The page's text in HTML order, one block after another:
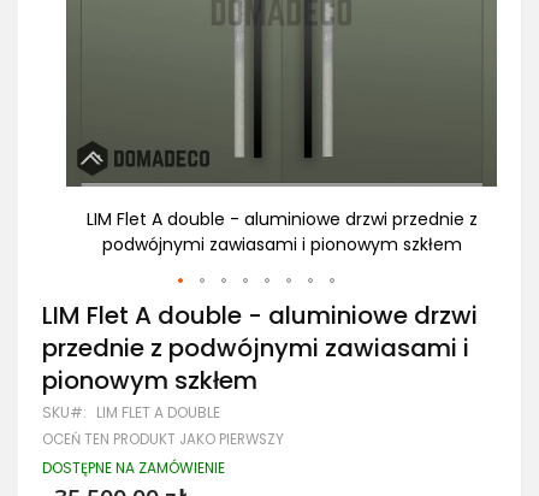
LIM Flet A double - aluminiowe drzwi przednie z
podwójnymi zawiasami i pionowym szkłem
Przejdź
na
początek
galerii
LIM Flet A double - aluminiowe drzwi
przednie z podwójnymi zawiasami i
pionowym szkłem
SKU LIM FLET A DOUBLE
OCEŃ TEN PRODUKT JAKO PIERWSZY
DOSTĘPNE NA ZAMÓWIENIE